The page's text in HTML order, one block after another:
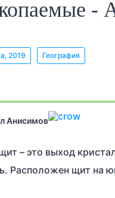
-
2019 География
Анисимов
– это выход
Расположен щит на